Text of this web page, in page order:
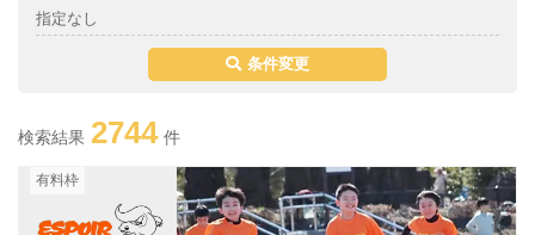
指定なし
条件変更
検索結果 2744 件
有料枠